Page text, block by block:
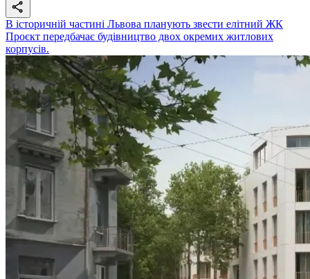
В історичній частині Львова планують звести елітний ЖК
Проєкт передбачає будівництво двох окремих житлових
корпусів.